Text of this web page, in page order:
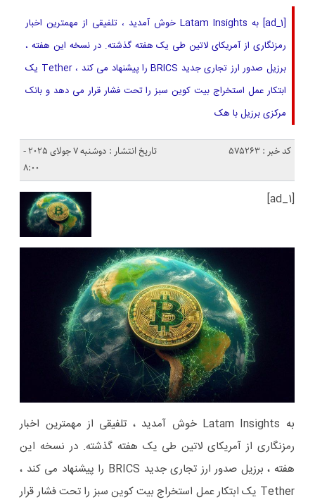
[ad_1] به Latam Insights خوش آمدید ، تلفیقی از مهمترین اخبار
رمزنگاری از آمریکای لاتین طی یک هفته گذشته. در نسخه این هفته ،
برزیل صدور ارز تجاری جدید BRICS را پیشنهاد می کند ، Tether یک
ابتکار عمل استخراج بیت کوین سبز را تحت فشار قرار می دهد و بانک
مرکزی برزیل با هک
کد خبر : 575263
تاریخ انتشار : دوشنبه 7 جولای 2025 -
8:00
[ad_1]
به Latam Insights خوش آمدید ، تلفیقی از مهمترین اخبار
رمزنگاری از آمریکای لاتین طی یک هفته گذشته. در نسخه این
هفته ، برزیل صدور ارز تجاری جدید BRICS را پیشنهاد می کند ،
Tether یک ابتکار عمل استخراج بیت کوین سبز را تحت فشار قرار